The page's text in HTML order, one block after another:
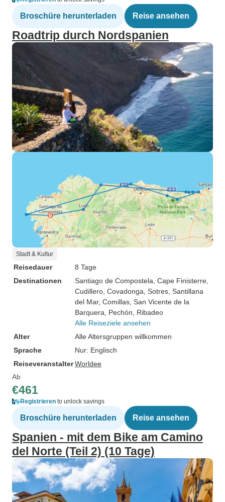
Broschüre herunterladen Reise ansehen
Roadtrip durch Nordspanien
Stadt & Kultur
Reisedauer
8 Tage
Destinationen
Santiago de Compostela , Cape Finisterre
Cudillero , Covadonga , Sotres , Santillana
del Mar, Comillas , San Vicente de la
Barquera , Pechón , Ribadeo
Alle Reiseziele ansehen
Alter
Alle Altersgruppen willkommen
Sprache
Nur: Englisch
ReiseveranstalterWorldee
Ab
€461
Registrieren to unlock savings
Broschüre herunterladen Reise ansehen
Spanien - mit dem Bike am Camino
del Norte (Teil 2) (10 Tage)